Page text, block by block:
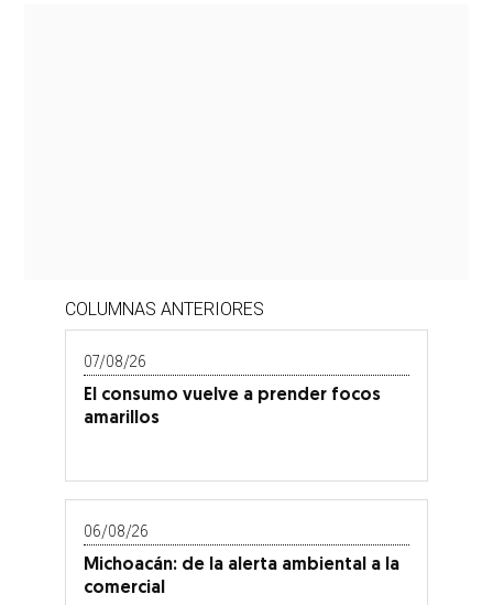
COLUMNAS ANTERIORES
07/08/26
El consumo vuelve a prender focos
amarillos
06/08/26
Michoacán: de la alerta ambiental a la
comercial